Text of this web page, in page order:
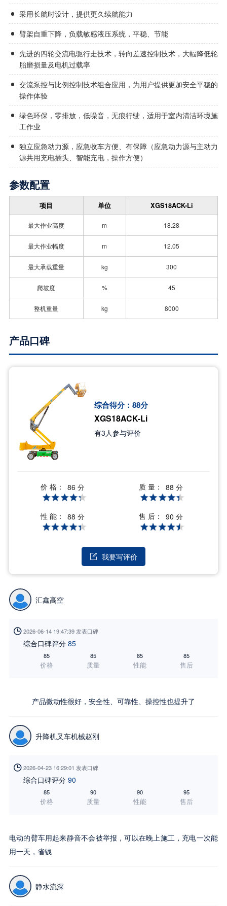
采用长航时设计，提供更久续航能力
臂架自重下降，负载敏感液压系统，平稳、节能
先进的四轮交流电驱行走技术，转向差速控制技术，大幅降低轮
胎磨损量及电机过载率
交流泵控与比例控制技术组合应用，为用户提供更加安全平稳的
操作体验
绿色环保，零排放，低噪音，无痕行驶，适用于室内清洁环境施
工作业
独立应急动力源，应急收车方便、有保障（应急动力源与主动力
源共用充电插头、智能充电，操作方便）
参数配置
项目 单位 XGS18ACK-Li
最大作业高度 m 18.28
最大作业幅度 m 12.05
最大承载重量 kg 300
爬坡度 % 45
整机重量 kg 8000
产品口碑
综合得分： 88分
XGS18ACK-Li
有3人参与评价
价 格： 86 分 质 量： 88 分
性 能： 88 分 售 后： 90 分
 我要写评价
汇鑫高空
 2026-06-14 19:47:39 发表口碑
综合口碑评分 85
85
价格
85
质量
85
性能
85
售后
产品微动性很好，安全性、可靠性、操控性也提升了
升降机叉车机械赵刚
 2026-04-23 16:29:01 发表口碑
综合口碑评分 90
85
价格
90
质量
90
性能
95
售后
电动的臂车用起来静音不会被举报，可以在晚上施工，充电一次能
用一天，省钱
静水流深